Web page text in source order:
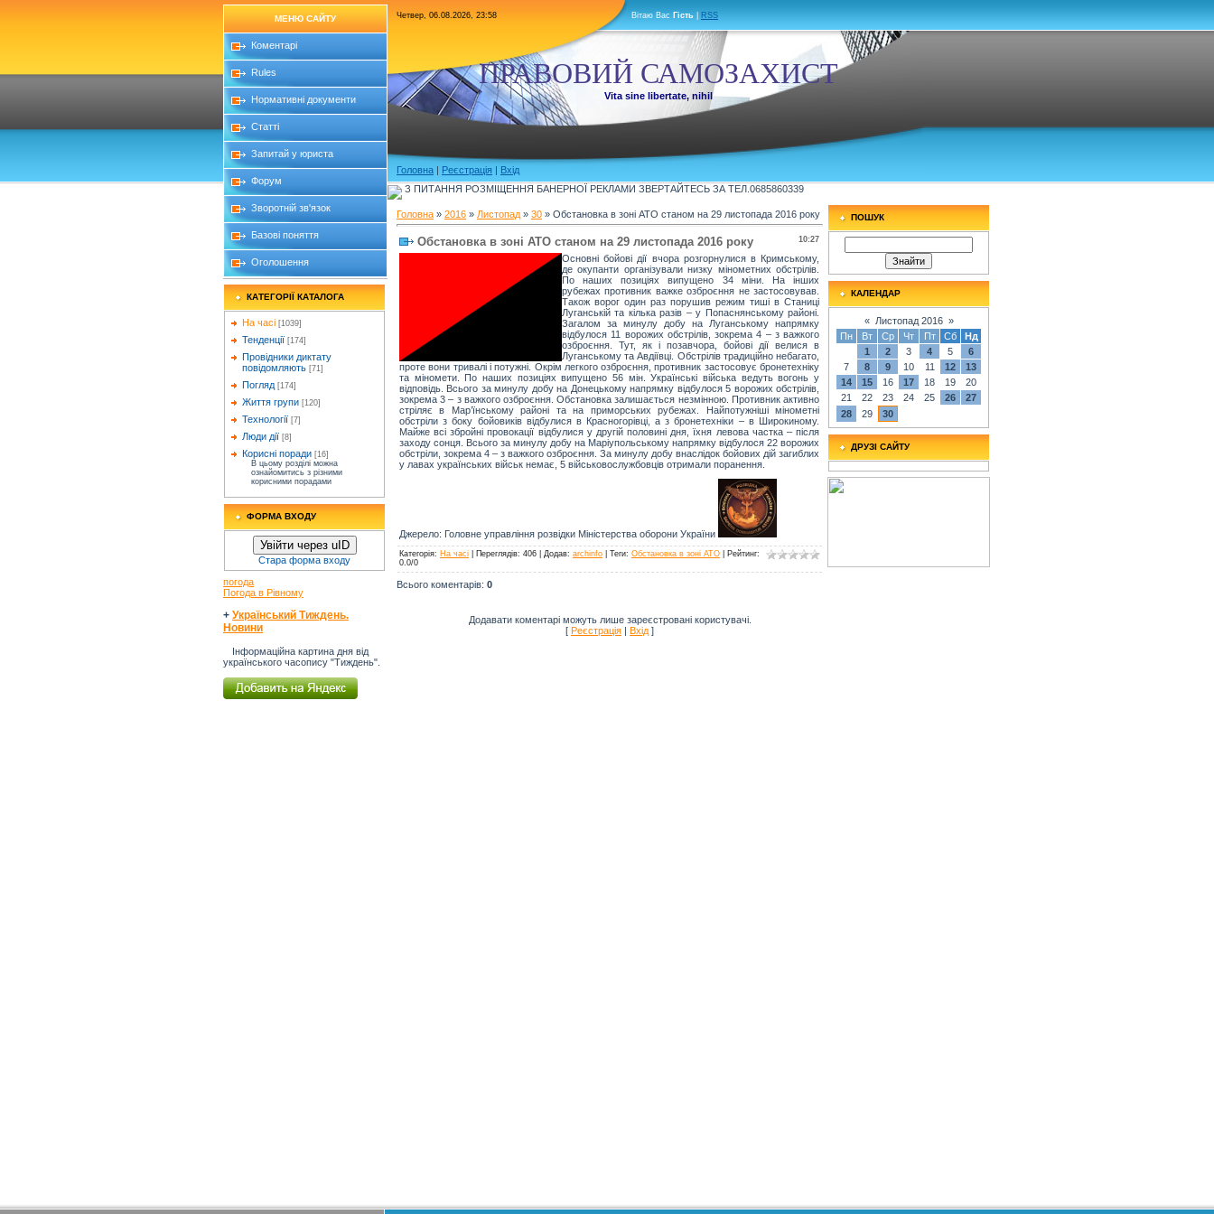
МЕНЮ САЙТУ
Коментарі
Rules
Нормативні документи
Статті
Запитай у юриста
Форум
Зворотній зв'язок
Базові поняття
Оголошення
КАТЕГОРІЇ КАТАЛОГА
На часі [1039]
Тенденції [174]
Провідники диктату
повідомляють [71]
Погляд [174]
Життя групи [120]
Технології [7]
Люди дії [8]
Корисні поради [16]
В цьому розділі можна
ознайомитись з різними
корисними порадами
ФОРМА ВХОДУ
Увійти через uID
Стара форма входу
погода
Погода в Рівному
+ Український Тиждень.
Новини
Інформаційна картина дня від
українського часопису "Тиждень".
Четвер, 06.08.2026, 23:58 Вітаю Вас Гість RSS
ПРАВОВИЙ САМОЗАХИСТ
Vita sine libertate, nihil
Головна | Реєстрація | Вхід
З ПИТАННЯ РОЗМІЩЕННЯ БАНЕРНОЇ РЕКЛАМИ ЗВЕРТАЙТЕСЬ ЗА ТЕЛ.0685860339
Головна » 2016 » Листопад » 30 » Обстановка в зоні АТО станом на 29 листопада 2016 року
10:27
Обстановка в зоні АТО станом на 29 листопада 2016 року
Основні бойові дії вчора розгорнулися в Кримському,
де окупанти організували низку мінометних обстрілів.
По наших позиціях випущено 34 міни. На інших
рубежах противник важке озброєння не застосовував.
Також ворог один раз порушив режим тиші в Станиці
Луганській та кілька разів – у Попаснянському районі.
Загалом за минулу добу на Луганському напрямку
відбулося 11 ворожих обстрілів, зокрема 4 – з важкого
озброєння. Тут, як і позавчора, бойові дії велися в
Луганському та Авдіївці. Обстрілів традиційно небагато,
проте вони тривалі і потужні. Окрім легкого озброєння, противник застосовує бронетехніку
та міномети. По наших позиціях випущено 56 мін. Українські війська ведуть вогонь у
відповідь. Всього за минулу добу на Донецькому напрямку відбулося 5 ворожих обстрілів,
зокрема 3 – з важкого озброєння. Обстановка залишається незмінною. Противник активно
стріляє в Мар’їнському районі та на приморських рубежах. Найпотужніші мінометні
обстріли з боку бойовиків відбулися в Красногорівці, а з бронетехніки – в Широкиному.
Майже всі збройні провокації відбулися у другій половині дня, їхня левова частка – після
заходу сонця. Всього за минулу добу на Маріупольському напрямку відбулося 22 ворожих
обстріли, зокрема 4 – з важкого озброєння. За минулу добу внаслідок бойових дій загиблих
у лавах українських військ немає, 5 військовослужбовців отримали поранення.
Джерело: Головне управління розвідки Міністерства оборони України
Категорія: На часі Переглядів: 406 | Додав: archinfo Теги: Обстановка в зоні АТО Рейтинг:
0.0/0
Всього коментарів: 0
Додавати коментарі можуть лише зареєстровані користувачі.
[ Реєстрація | Вхід ]
ПОШУК
КАЛЕНДАР
« Листопад 2016 »
Пн
Вт Ср Чт Пт Сб
Нд
1
2 3 4 5
6
7
8 9 10 11 12
13
14
15 16 17 18 19
20
21
22 23 24 25 26
27
28
29 30
ДРУЗІ САЙТУ